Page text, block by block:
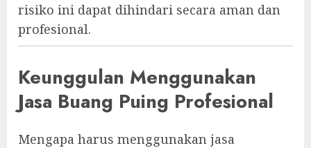
risiko ini dapat dihindari secara aman dan
profesional.
Keunggulan Menggunakan
Jasa Buang Puing Profesional
Mengapa harus menggunakan jasa